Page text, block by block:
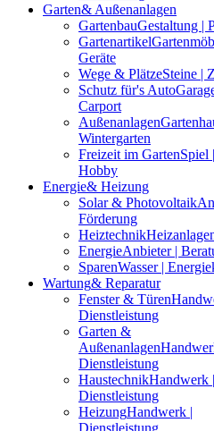
Garten& Außenanlagen
GartenbauGestaltung |
Gartenartikel
Geräte
Wege & PlätzeSteine |
Schutz für's Auto
Carport
Außenanlagen
Wintergarten
Freizeit im GartenSpiel
Hobby
Energie& Heizung
Solar & Photovoltaik
Förderung
Heiztechnik
EnergieAnbieter |
SparenWasser |
Wartung& Reparatur
Fenster & Türen
Dienstleistung
Garten &
Außenanlagen
Dienstleistung
HaustechnikHandwerk |
Dienstleistung
HeizungHandwerk |
Dienstleistung